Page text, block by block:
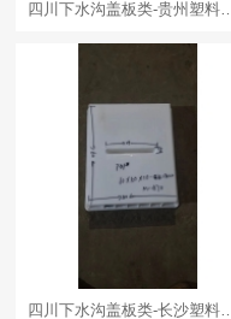
四川下水沟盖板